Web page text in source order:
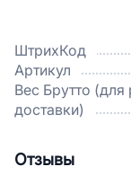
ШтрихКод
Артикул
Вес Брутто (для
доставки)
Отзывы